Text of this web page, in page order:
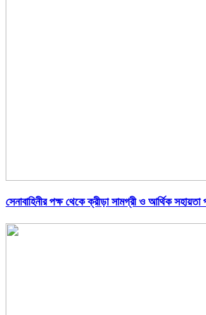
সেনাবাহিনীর পক্ষ থেকে ক্রীড়া সামগ্রী ও আর্থিক সহায়তা